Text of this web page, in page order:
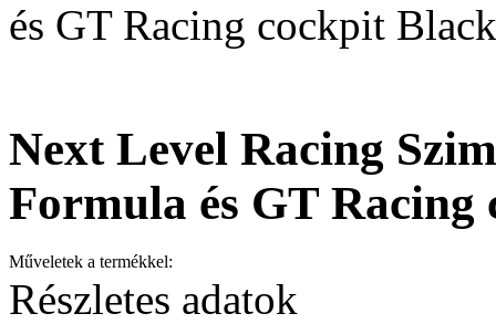
és GT Racing cockpit
Next Level Racing
Formula és GT
Műveletek a termékkel:
Részletes adatok